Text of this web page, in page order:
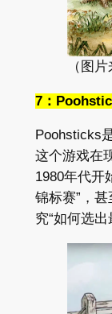
（图
7：
Poohsticks
这个游戏在
1980年代开
锦标赛”，
究“如何选出